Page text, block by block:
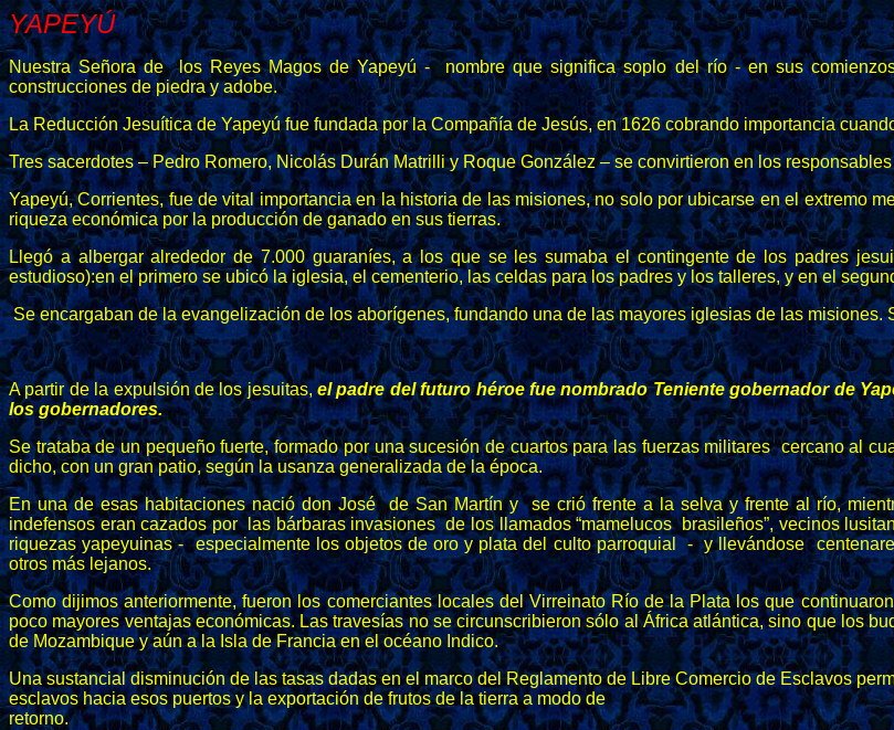
YAPEYÚ
Nuestra Señora de los Reyes Magos de Yapeyú - nombre que significa soplo del río - en sus
construcciones de piedra y adobe.
La Reducción Jesuítica de Yapeyú fue fundada por la Compañía de Jesús, en 1626 cobrando importancia
Tres sacerdotes – Pedro Romero, Nicolás Durán Matrilli y Roque González – se convirtieron en los
Yapeyú, Corrientes, fue de vital importancia en la historia de las misiones, no solo por ubicarse en el extremo
riqueza económica por la producción de ganado en sus tierras.
Llegó a albergar alrededor de 7.000 guaraníes, a los que se les sumaba el contingente de los padres
estudioso):en el primero se ubicó la iglesia, el cementerio, las celdas para los padres y los talleres, y en el
Se encargaban de la evangelización de los aborígenes, fundando una de las mayores iglesias de las
A partir de la expulsión de los jesuitas, el padre del futuro héroe fue nombrado Teniente gobernador de
los gobernadores.
Se trataba de un pequeño fuerte, formado por una sucesión de cuartos para las fuerzas militares cercano al
dicho, con un gran patio, según la usanza generalizada de la época.
En una de esas habitaciones nació don José de San Martín y se crió frente a la selva y frente al río,
indefensos eran cazados por las bárbaras invasiones de los llamados “mamelucos brasileños”, vecinos
riquezas yapeyuinas - especialmente los objetos de oro y plata del culto parroquial - y llevándose
otros más lejanos.
Como dijimos anteriormente, fueron los comerciantes locales del Virreinato Río de la Plata los que
poco mayores ventajas económicas. Las travesías no se circunscribieron sólo al África atlántica, sino que los
de Mozambique y aún a la Isla de Francia en el océano Indico.
Una sustancial disminución de las tasas dadas en el marco del Reglamento de Libre Comercio de Esclavos
esclavos hacia esos puertos y la exportación de frutos de la tierra a modo de
retorno.